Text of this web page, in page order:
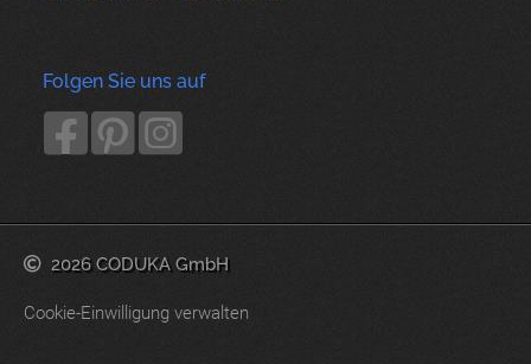
Folgen Sie uns auf
2026 CODUKA GmbH
Cookie-Einwilligung verwalten